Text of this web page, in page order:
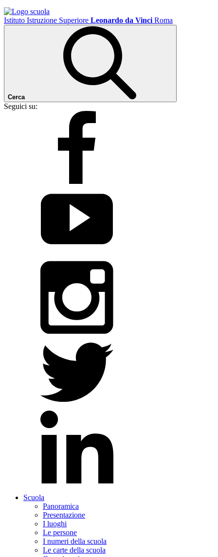
Istituto Istruzione Superiore Leonardo da Vinci Roma
Cerca
Seguici su:
Scuola
Panoramica
Presentazione
I luoghi
Le persone
I numeri della scuola
Le carte della scuola